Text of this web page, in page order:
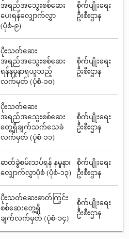
အရည်အသွေးစစ်ဆေး
ပေးရန်လျှောက်လွှာ
(ပုံစံ-၉)
စိုက်ပျိုးရေး
ဦးစီးဌာန
ပိုးသတ်ဆေး
အရည်အသွေးစစ်ဆေး
ရန်နမူနာရယူသည့်
လက်မှတ် (ပုံစံ-၁၀)
စိုက်ပျိုးရေး
ဦးစီးဌာန
ပိုးသတ်ဆေး
အရည်အသွေးစစ်ဆေး
တွေ့ရှိချက်သက်သေခံ
လက်မှတ် (ပုံစံ-၁၁)
စိုက်ပျိုးရေး
ဦးစီးဌာန
ဓာတ်ခွဲစမ်းသပ်ရန် နမူနာ၊
လျှောက်လွှာပုံစံ (ပုံစံ-၁၃)
စိုက်ပျိုးရေး
ဦးစီးဌာန
ပိုးသတ်ဆေးဓာတ်ကြွင်း
စစ်ဆေးတွေ့ရှိ
ချက်လက်မှတ် (ပုံစံ-၁၄)
စိုက်ပျိုးရေး
ဦးစီးဌာန